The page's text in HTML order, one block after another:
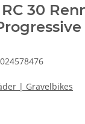
30
| Gravelbikes